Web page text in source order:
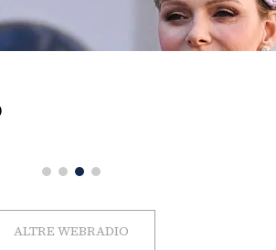
ALTRE WEBRADIO